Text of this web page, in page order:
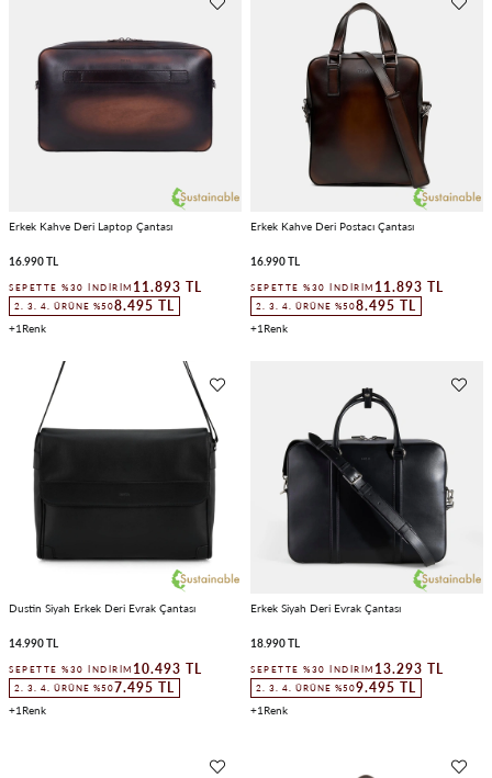
Erkek Kahve Deri Laptop Çantası
16.990 TL
SEPETTE %30 İNDIRIM 11.893 TL
2. 3. 4. ÜRÜNE %508.495 TL
1
Erkek Kahve Deri Postacı Çantası
16.990 TL
SEPETTE %30 İNDIRIM 11.893 TL
2. 3. 4. ÜRÜNE %508.495 TL
1
Dustin Siyah Erkek Deri Evrak Çantası
14.990 TL
SEPETTE %30 İNDIRIM 10.493 TL
2. 3. 4. ÜRÜNE %507.495 TL
1
Erkek Siyah Deri Evrak Çantası
18.990 TL
SEPETTE %30 İNDIRIM 13.293 TL
2. 3. 4. ÜRÜNE %509.495 TL
1